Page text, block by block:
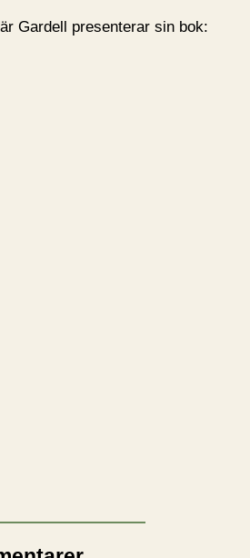
Gardell presenterar sin bok: